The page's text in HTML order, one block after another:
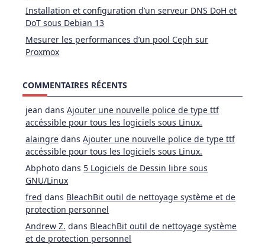
Installation et configuration d’un serveur DNS DoH et
DoT sous Debian 13
Mesurer les performances d’un pool Ceph sur
Proxmox
COMMENTAIRES RÉCENTS
jean dansAjouter une nouvelle police de type ttf
accéssible pour tous les logiciels sous Linux.
alaingre dansAjouter une nouvelle police de type ttf
accéssible pour tous les logiciels sous Linux.
Abphoto dans 5 Logiciels de Dessin libre sous
GNU/Linux
fred dans BleachBit outil de nettoyage système et de
protection personnel
Andrew Z. dans BleachBit outil de nettoyage système
et de protection personnel